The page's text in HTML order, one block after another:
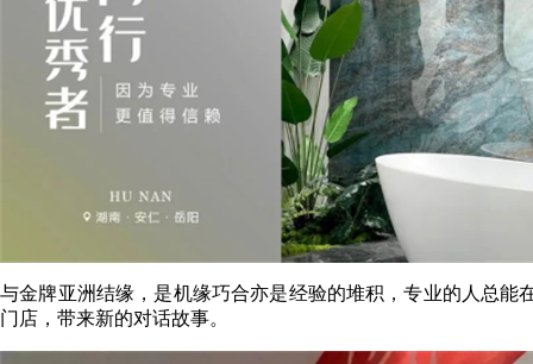
与金牌亚洲结缘，是机缘巧合亦是经验的堆积，专业的人总能
门店，带来新的对话故事。